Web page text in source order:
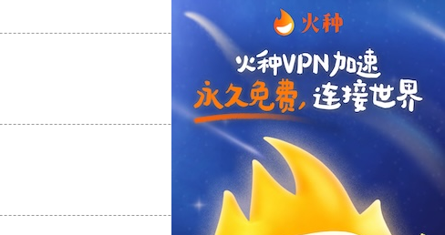
支持
支持[0] 反对[0]
支持[0] 反对[0]